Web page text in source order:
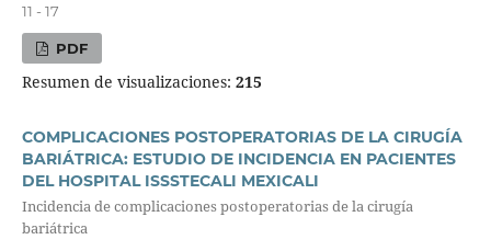
11 - 17
PDF
Resumen de visualizaciones: 215
COMPLICACIONES POSTOPERATORIAS DE LA CIRUGÍA
BARIÁTRICA: ESTUDIO DE INCIDENCIA EN PACIENTES
DEL HOSPITAL ISSSTECALI MEXICALI
Incidencia de complicaciones postoperatorias de la cirugía
bariátrica